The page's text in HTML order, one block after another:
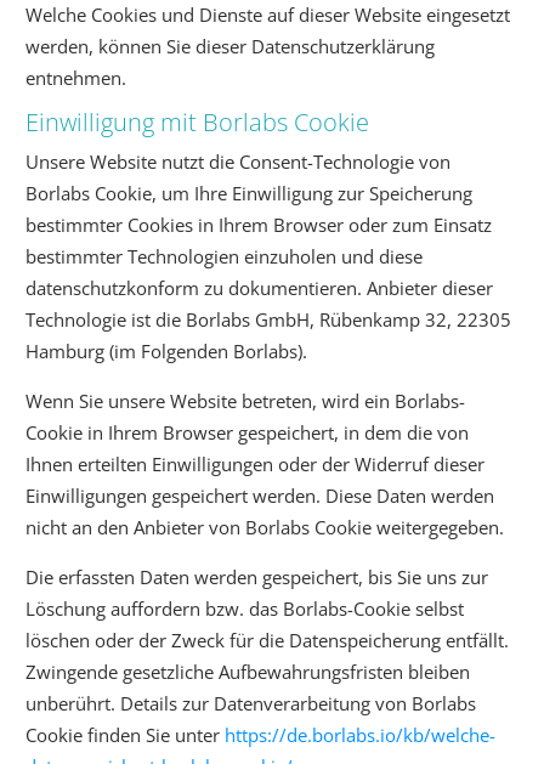
Welche Cookies und Dienste auf dieser Website eingesetzt
werden, können Sie dieser Datenschutzerklärung
entnehmen.
Einwilligung mit Borlabs Cookie
Unsere Website nutzt die Consent-Technologie von
Borlabs Cookie, um Ihre Einwilligung zur Speicherung
bestimmter Cookies in Ihrem Browser oder zum Einsatz
bestimmter Technologien einzuholen und diese
datenschutzkonform zu dokumentieren. Anbieter dieser
Technologie ist die Borlabs GmbH, Rübenkamp 32, 22305
Hamburg (im Folgenden Borlabs).
Wenn Sie unsere Website betreten, wird ein Borlabs-
Cookie in Ihrem Browser gespeichert, in dem die von
Ihnen erteilten Einwilligungen oder der Widerruf dieser
Einwilligungen gespeichert werden. Diese Daten werden
nicht an den Anbieter von Borlabs Cookie weitergegeben.
Die erfassten Daten werden gespeichert, bis Sie uns zur
Löschung auffordern bzw. das Borlabs-Cookie selbst
löschen oder der Zweck für die Datenspeicherung entfällt.
Zwingende gesetzliche Aufbewahrungsfristen bleiben
unberührt. Details zur Datenverarbeitung von Borlabs
Cookie finden Sie unter https://de.borlabs.io/kb/welche-